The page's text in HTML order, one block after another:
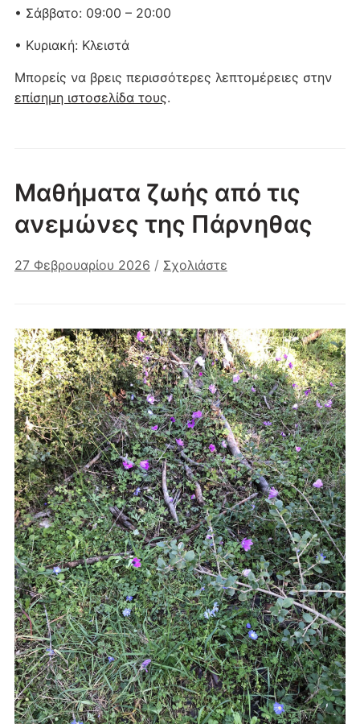
• Σάββατο: 09:00 – 20:00
• Κυριακή: Κλειστά
Μπορείς να βρεις περισσότερες λεπτομέρειες στην
επίσημη ιστοσελίδα τους.
Μαθήματα ζωής από τις
ανεμώνες της Πάρνηθας
27 Φεβρουαρίου 2026 / Σχολιάστε